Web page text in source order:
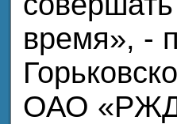
время», -
ОАО